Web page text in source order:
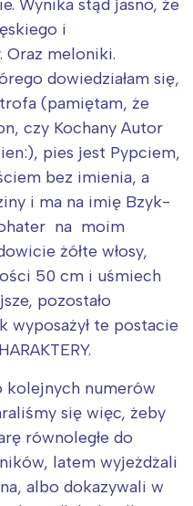
Wynika stąd jasno, że
i
Oraz meloniki.
dowiedziałam się,
(pamiętam, że
czy Kochany Autor
pies jest Pypciem,
bez imienia, a
i ma na imię Bzyk-
na moim
żółte włosy,
50 cm i uśmiech
pozostało
wyposażył te postacie
kolejnych numerów
się więc, żeby
równoległe do
latem wyjeżdżali
albo dokazywali w